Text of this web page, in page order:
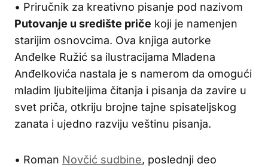
• Priručnik za kreativno pisanje pod nazivom
Putovanje u središte priče koji je namenjen
starijim osnovcima. Ova knjiga autorke
Anđelke Ružić sa ilustracijama Mladena
Anđelkovića nastala je s namerom da omogući
mladim ljubiteljima čitanja i pisanja da zavire u
svet priča, otkriju brojne tajne spisateljskog
zanata i ujedno razviju veštinu pisanja.
• Roman Novčić sudbine, poslednji deo